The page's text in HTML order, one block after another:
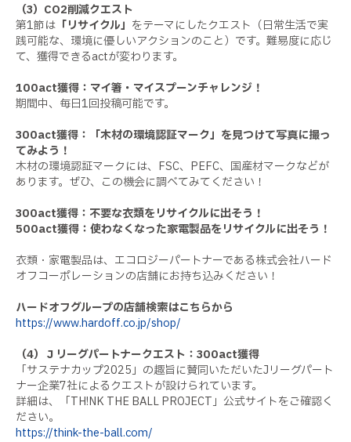
（3）CO2削減クエスト
第1節は 「リサイクル」 をテーマにしたクエスト（日常生活で実
践可能な、環境に優しいアクションのこと）です。難易度に応じ
て、獲得できるactが変わります。
100act獲得：マイ箸・マイスプーンチャレンジ！
期間中、毎日1回投稿可能です。
300act獲得：「木材の環境認証マーク」を見つけて写真に撮っ
てみよう！
木材の環境認証マークには、FSC、PEFC、国産材マークなどが
あります。ぜひ、この機会に調べてみてください！
300act獲得：不要な衣類をリサイクルに出そう！
500act獲得：使わなくなった家電製品をリサイクルに出そう！
衣類・家電製品は、エコロジーパートナーである株式会社ハード
オフコーポレーションの店舗にお持ち込みください！
ハードオフグループの店舗検索はこちらから
https://www.hardoff.co.jp/shop/
（4）Ｊリーグパートナークエスト：300act獲得
「サステナカップ2025」の趣旨に賛同いただいたJリーグパート
ナー企業7社によるクエストが設けられています。
詳細は、「TH!NK THE BALL PROJECT」公式サイトをご確認く
ださい。
https://think-the-ball.com/